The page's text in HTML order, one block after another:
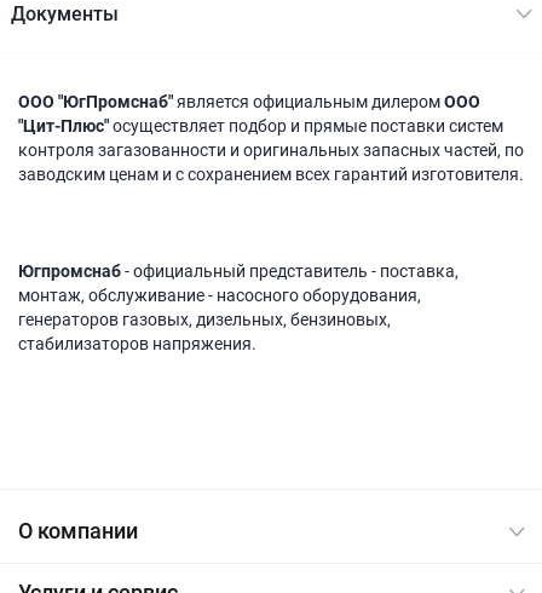
Документы
ООО "ЮгПромснаб"является официальным дилеромООО
"Цит-Плюс"осуществляет подбор и прямые поставки систем
контроля загазованности и оригинальных запасных частей, по
заводским ценам и с сохранением всех гарантий изготовителя.
Югпромснаб- официальный представитель - поставка,
монтаж, обслуживание - насосного оборудования,
генераторов газовых, дизельных, бензиновых,
стабилизаторов напряжения.
О компании